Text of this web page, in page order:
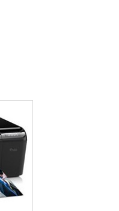
DE TINTA A3​
ADESIVOS​